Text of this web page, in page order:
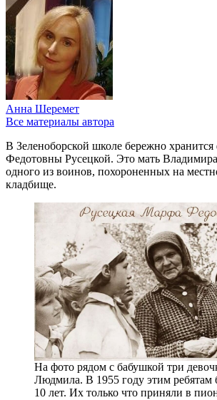
Анна Шеремет
Все материалы автора
В Зеленоборской школе бережно
Федотовны Русецкой. Это мать
одного из воинов, похороненных на
кладбище.
На фото рядом с бабушкой три
Людмила. В 1955 году этим ребятам
10 лет. Их только что приняли в